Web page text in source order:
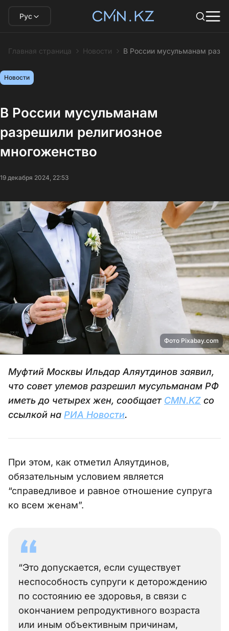
Рус
Главная страница Новости В России мусульманам
Новости
В России мусульманам
разрешили религиозное
многоженство
19 декабря 2024, 22:53
Фото Pixabay.com
Муфтий Москвы Ильдар Аляутдинов заявил,
что совет улемов разрешил мусульманам РФ
иметь до четырех жен, сообщает CMN.KZ со
ссылкой на РИА Новости.
При этом, как отметил Аляутдинов,
обязательным условием является
“справедливое и равное отношение супруга
ко всем женам”.
“Это допускается, если существует
неспособность супруги к деторождению
по состоянию ее здоровья, в связи с
окончанием репродуктивного возраста
или иным объективным причинам,